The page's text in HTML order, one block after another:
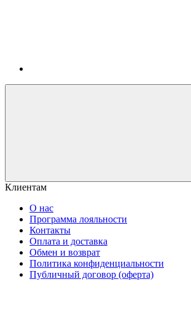
Клиентам
О нас
Программа лояльности
Контакты
Оплата и доставка
Обмен и возврат
Политика конфиденциальности
Публичный договор (оферта)